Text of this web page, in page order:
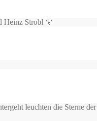
Heinz Strobl 🌹
leuchten die Sterne der